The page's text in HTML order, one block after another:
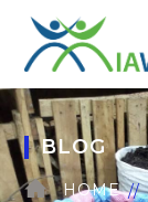
BLOG
HOME